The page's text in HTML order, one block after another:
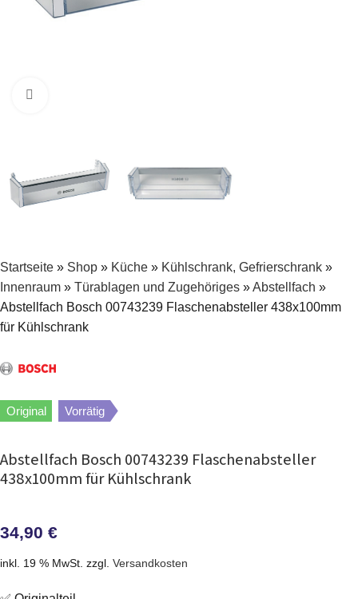
Startseite » Shop » Küche » Kühlschrank, Gefrierschrank »
Innenraum » Türablagen und Zugehöriges »Abstellfach »
Abstellfach Bosch 00743239 Flaschenabsteller 438x100mm
für Kühlschrank
Original Vorrätig
Abstellfach Bosch 00743239 Flaschenabsteller
438x100mm für Kühlschrank
34,90 €
inkl. 19 % MwSt. zzgl. Versandkosten